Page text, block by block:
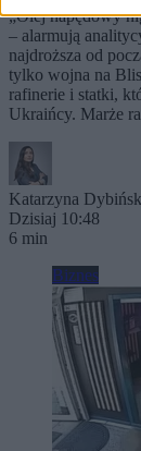
„Olej napędowy
– alarmują
najdroższa od
tylko wojna na
rafinerie i statki,
Ukraińcy. Marże
Katarzyna
Dzisiaj 10:48
6 min
Biznes